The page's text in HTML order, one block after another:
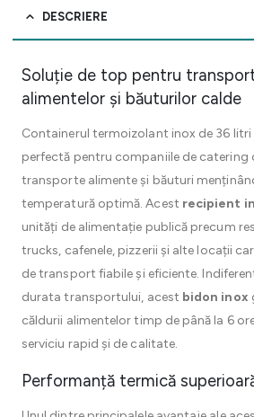
DESCRIERE
Soluție de top pentru
alimentelor și băuturilor calde
Containerul termoizolant inox de 36 litri
perfectă pentru companiile de catering
transporte alimente și băuturi
temperatură optimă. Acest recipient
unități de alimentație publică precum
trucks, cafenele, pizzerii și alte locații
de transport fiabile și eficiente.
durata transportului, acest bidon inox
căldurii alimentelor timp de până la 6
serviciu rapid și de calitate.
Performanță termică